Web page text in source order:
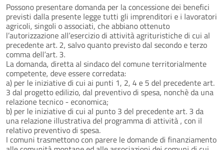
Possono presentare domanda per la concessione dei benefici
previsti dalla presente legge tutti gli imprenditori e i lavoratori
agricoli, singoli o associati, che abbiano ottenuto
l’autorizzazione all’esercizio di attività agrituristiche di cui al
precedente art. 2, salvo quanto previsto dal secondo e terzo
comma dell’art. 3.
La domanda, diretta al sindaco del comune territorialmente
competente, deve essere corredata:
a) per le iniziative di cui ai punti 1, 2, 4 e 5 del precedente art.
3 dal progetto edilizio, dal preventivo di spesa, nonchè da una
relazione tecnico - economica;
b) per le iniziative di cui al punto 3 del precedente art. 3 da
una relazione illustrativa del programma di attività , con il
relativo preventivo di spesa.
I comuni trasmettono con parere le domande di finanziamento